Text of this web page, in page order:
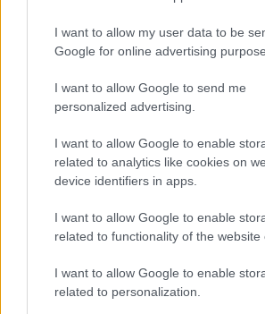
I want to allow my user data to be
Google for online advertising
I want to allow Google to send me
personalized advertising.
I want to allow Google to enable
related to analytics like cookies on
device identifiers in apps.
I want to allow Google to enable
related to functionality of the website
I want to allow Google to enable
related to personalization.
I nostri cari
I nostri cari
I nostri cari